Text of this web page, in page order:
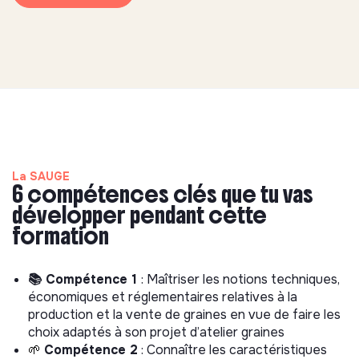
La SAUGE
6 compétences clés que tu vas
développer pendant cette
formation
📚 Compétence 1 : Maîtriser les notions techniques,
économiques et réglementaires relatives à la
production et la vente de graines en vue de faire les
choix adaptés à son projet d’atelier graines
🌱 Compétence 2 : Connaître les caractéristiques